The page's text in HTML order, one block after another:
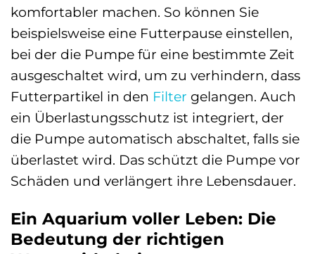
komfortabler machen. So können Sie
beispielsweise eine Futterpause einstellen,
bei der die Pumpe für eine bestimmte Zeit
ausgeschaltet wird, um zu verhindern, dass
Futterpartikel in den Filter gelangen. Auch
ein Überlastungsschutz ist integriert, der
die Pumpe automatisch abschaltet, falls sie
überlastet wird. Das schützt die Pumpe vor
Schäden und verlängert ihre Lebensdauer.
Ein Aquarium voller Leben: Die
Bedeutung der richtigen